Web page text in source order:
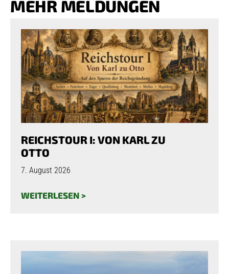
MEHR MELDUNGEN
REICHSTOUR I: VON KARL ZU
OTTO
7. August 2026
WEITERLESEN >